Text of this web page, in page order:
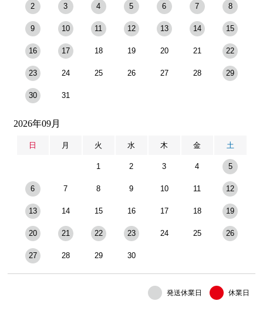
2 3 4 5 6 7 8
9 10 11 12 13 14 15
16 17 18 19 20 21 22
23 24 25 26 27 28 29
30 31
2026年09月
日 月 火 水 木 金 土
1 2 3 4 5
6 7 8 9 10 11 12
13 14 15 16 17 18 19
20 21 22 23 24 25 26
27 28 29 30
発送休業日 休業日